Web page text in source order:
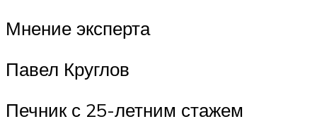
Мнение эксперта
Павел Круглов
Печник с 25-летним стажем